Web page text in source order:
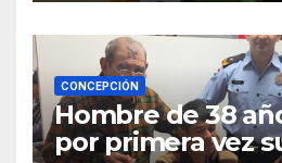
CONCEPCIÓN
Hombre de 38
por primera vez